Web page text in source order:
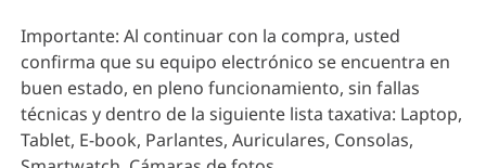
Importante: Al continuar con la compra, usted
confirma que su equipo electrónico se encuentra en
buen estado, en pleno funcionamiento, sin fallas
técnicas y dentro de la siguiente lista taxativa: Laptop,
Tablet, E-book, Parlantes, Auriculares, Consolas,